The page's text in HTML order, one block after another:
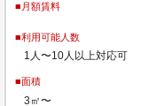
■月額賃料
■利用可能人数
1人〜10人以上対応可
■面積
3㎡〜